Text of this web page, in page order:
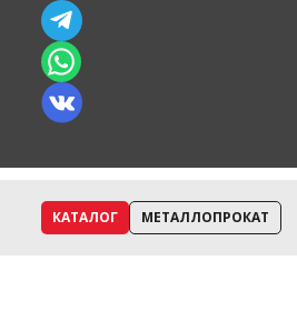
КАТАЛОГ МЕТАЛЛОПРОКАТ